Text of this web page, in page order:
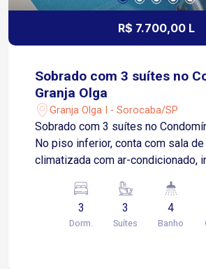
R$ 7.700,00 L
Sobrado com 3 suítes no
Granja Olga
Granja Olga I - Sorocaba/SP
Sobrado com 3 suítes no
No piso inferior, conta com sala
climatizada com ar-condicionado,
armários planejados, cooktop e
de serviços com lavabo de apoio
luz 1 suíte no piso inferior,
3
Dorm.
3
Suítes
4
Banho